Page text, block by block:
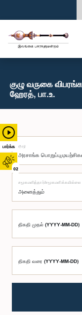
பார்க்க
02
குழு வருகை
ஹேரத், பா.உ.
குழு
சமூகமளித்தார்/சமூகமளிக்கவில்லை
திகதி முதல் (YYYY-MM-DD)
திகதி வரை (YYYY-MM-DD)